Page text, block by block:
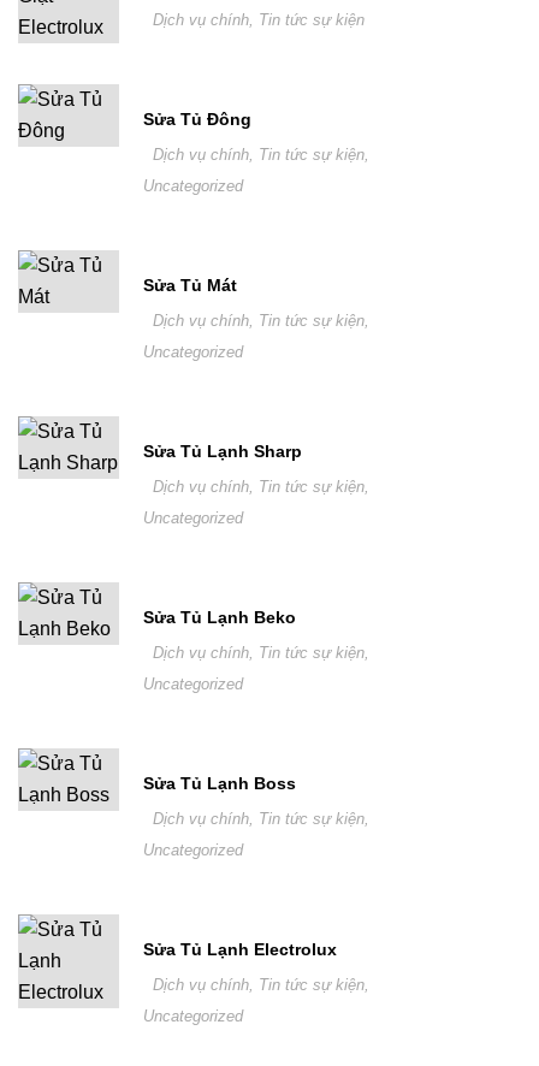
Dịch vụ chính, Tin tức sự kiện
Sửa Tủ Đông
Dịch vụ chính, Tin tức sự kiện,
Uncategorized
Sửa Tủ Mát
Dịch vụ chính, Tin tức sự kiện,
Uncategorized
Sửa Tủ Lạnh Sharp
Dịch vụ chính, Tin tức sự kiện,
Uncategorized
Sửa Tủ Lạnh Beko
Dịch vụ chính, Tin tức sự kiện,
Uncategorized
Sửa Tủ Lạnh Boss
Dịch vụ chính, Tin tức sự kiện,
Uncategorized
Sửa Tủ Lạnh Electrolux
Dịch vụ chính, Tin tức sự kiện,
Uncategorized